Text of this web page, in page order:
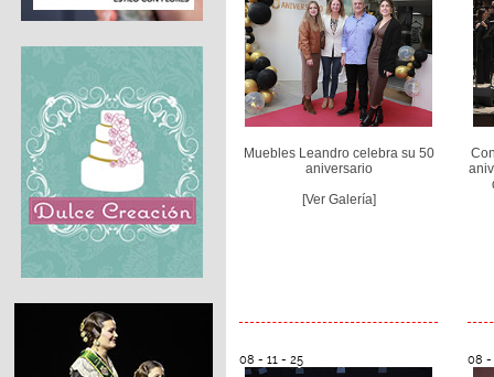
Muebles Leandro celebra su 50
aniversario
[Ver Galería]
08 - 11 - 25 08 -